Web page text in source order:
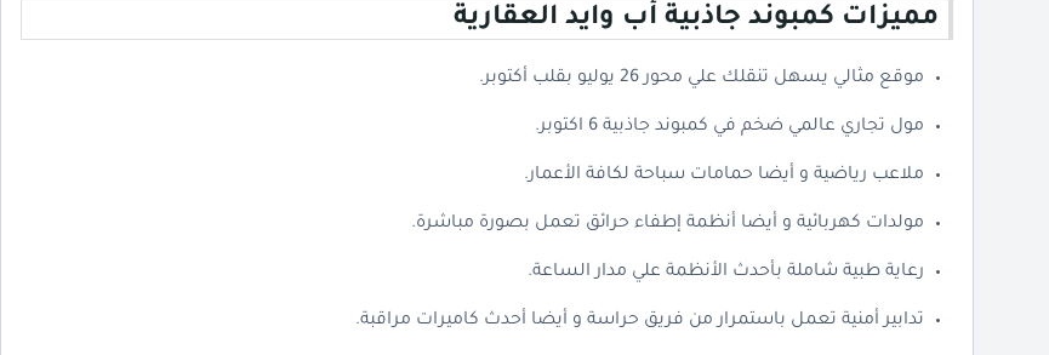
مميزات كمبوند جاذبية أب وايد العقارية
موقع مثالي يسهل تنقلك علي محور 26 يوليو بقلب أكتوبر.
مول تجاري عالمي ضخم في كمبوند جاذبية 6 اكتوبر.
ملاعب رياضية و أيضا حمامات سباحة لكافة الأعمار.
مولدات كهربائية و أيضا أنظمة إطفاء حرائق تعمل بصورة مباشرة.
رعاية طبية شاملة بأحدث الأنظمة علي مدار الساعة.
تدابير أمنية تعمل باستمرار من فريق حراسة و أيضا أحدث كاميرات مراقبة.